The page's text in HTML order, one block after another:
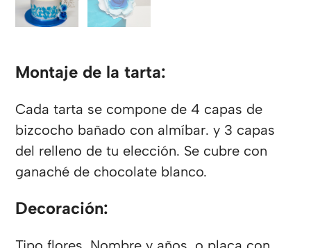
Montaje de la tarta:
Cada tarta se compone de 4 capas de
bizcocho bañado con almíbar. y 3 capas
del relleno de tu elección. Se cubre con
ganaché de chocolate blanco.
Decoración: